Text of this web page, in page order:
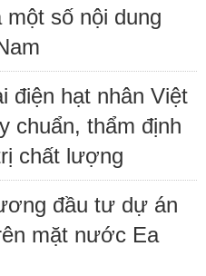
số nội dung
điện hạt nhân Việt
chuẩn, thẩm định
chất lượng
đầu tư dự án
mặt nước Ea